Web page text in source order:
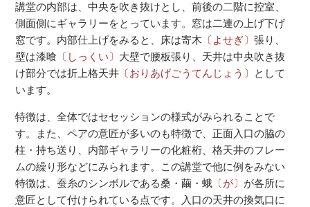
講堂の内部は、中央を吹き抜けとし、前後の二階に控室、
側面側にギャラリーをとっています。窓は二連の上げ下げ
窓です。内部仕上げをみると、床は寄木 〔よせぎ〕張り、
壁は漆喰 〔しっくい〕 大壁で腰板張り、天井は中央吹き抜
け部分では折上格天井 〔おりあげごうてんじょう〕 として
います。
特徴は、全体ではセセッションの様式がみられることで
す。また、ペアの意匠が多いのも特徴で、正面入口の脇の
柱・持ち送り、内部ギャラリーの化粧桁、格天井のフレー
ムの繰り形などにみられます。この講堂で他に例をみない
特徴は、蚕糸のシンボルである桑・繭・蛾 〔が〕 が各所に
意匠として付けられている点です。入口の天井の換気口に